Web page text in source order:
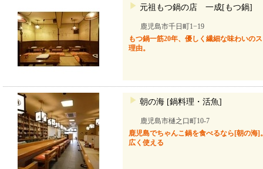
元祖もつ鍋の店 一成[もつ鍋]
鹿児島市千日町1−19
もつ鍋一筋20年、優しく繊細な味わいの
理由。
朝の海 [鍋料理・活魚]
鹿児島市樋之口町10-7
鹿児島でちゃんこ鍋を食べるなら[朝の海
広く使える